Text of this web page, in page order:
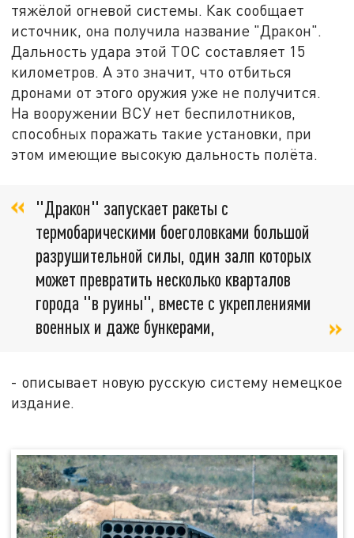
тяжёлой огневой системы. Как сообщает
источник, она получила название "Дракон".
Дальность удара этой ТОС составляет 15
километров. А это значит, что отбиться
дронами от этого оружия уже не получится.
На вооружении ВСУ нет беспилотников,
способных поражать такие установки, при
этом имеющие высокую дальность полёта.
"Дракон" запускает ракеты с
термобарическими боеголовками большой
разрушительной силы, один залп которых
может превратить несколько кварталов
города "в руины", вместе с укреплениями
военных и даже бункерами,
- описывает новую русскую систему немецкое
издание.